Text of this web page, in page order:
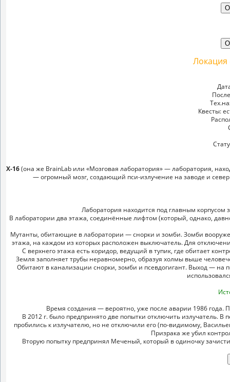
Локация
Квесты:
Х-16(она же BrainLab или «Мозговая лаборатория» — лаборатория,
— огромный мозг, создающий пси-излучение на заводе и
Лаборатория находится под главным
В лаборатории два этажа, соединённые лифтом (который, однако,
Мутанты, обитающие в лаборатории — снорки и зомби. Зомби
этажа, на каждом из которых расположен выключатель. Для
С верхнего этажа есть коридор, ведущий в тупик, где обитает
Земля заполняет трубы неравномерно, образуя холмы выше
Обитают в канализации снорки, зомби и псевдогигант. Выход — на
Время создания — вероятно, уже после аварии 1986 года.
В 2012 г. было предпринято две попытки отключить излучатель.
пробились к излучателю, но не отключили его (по-видимому,
Призрака же убил
Вторую попытку предпринял Меченый, который в одиночку